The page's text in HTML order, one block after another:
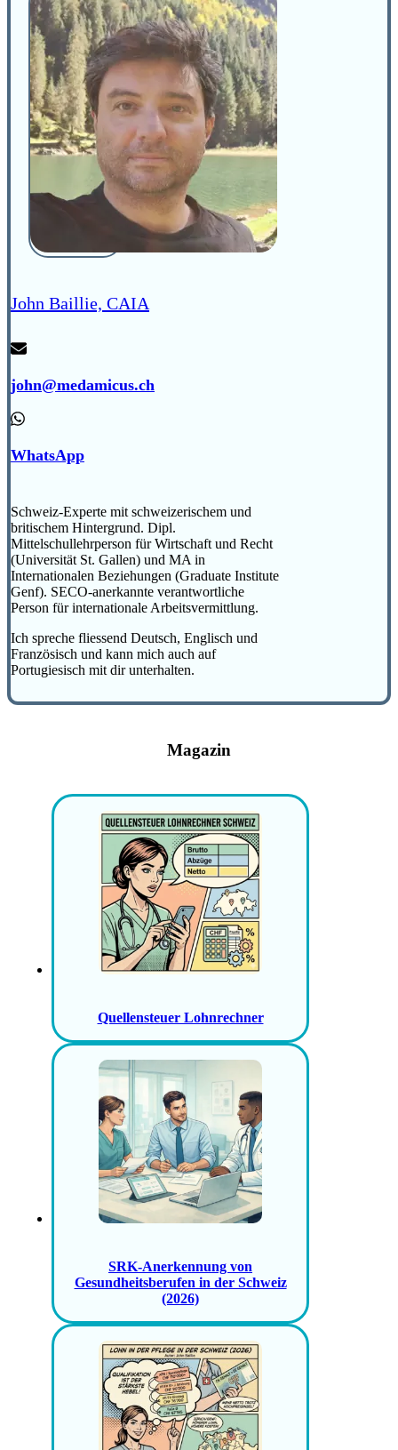
John Baillie, CAIA
john@medamicus.ch
WhatsApp
Schweiz-Experte mit schweizerischem und
britischem Hintergrund. Dipl.
Mittelschullehrperson für Wirtschaft und Recht
(Universität St. Gallen) und MA in
Internationalen Beziehungen (Graduate Institute
Genf). SECO-anerkannte verantwortliche
Person für internationale Arbeitsvermittlung.
Ich spreche fliessend Deutsch, Englisch und
Französisch und kann mich auch auf
Portugiesisch mit dir unterhalten.
Magazin
Quellensteuer Lohnrechner
SRK-Anerkennung von
Gesundheitsberufen in der Schweiz
(2026)